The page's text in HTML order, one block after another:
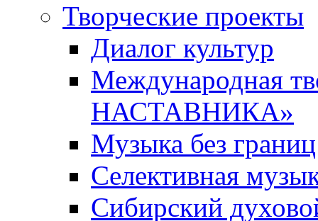
Творческие проекты
Диалог культур
Международная
НАСТАВНИКА»
Музыка без границ
Селективная
Сибирский